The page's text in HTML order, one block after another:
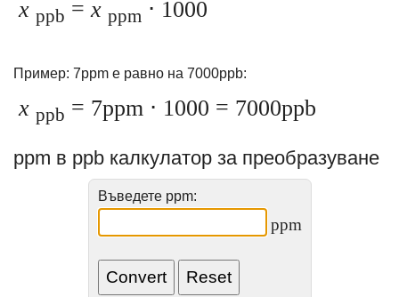
x ppb =x ppm ⋅ 1000
Пример: 7ppm е равно на 7000ppb:
x ppb = 7ppm ⋅ 1000 = 7000ppb
ppm в ppb калкулатор за преобразуване
Въведете ppm:
ppm